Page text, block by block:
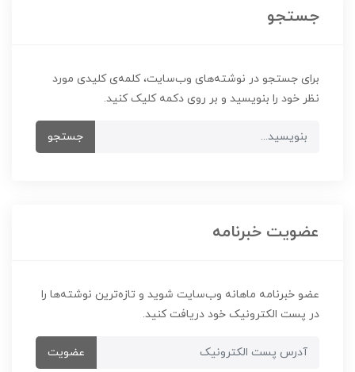
جستجو
برای جستجو در نوشته‌های وب‌سایت، کلمه‌ی کلیدی مورد
نظر خود را بنویسید و بر روی دکمه کلیک کنید.
جستجو
عضویت خبرنامه
عضو خبرنامه ماهانه وب‌سایت شوید و تازه‌ترین نوشته‌ها را
در پست الکترونیک خود دریافت کنید.
عضویت